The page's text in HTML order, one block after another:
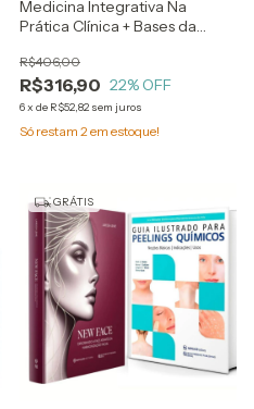
Medicina Integrativa Na
Prática Clínica + Bases da
R$316,90
R$406,00
22% OFF
6x de R$52,82 sem juros
Só restam 2em estoque!
GRÁTIS